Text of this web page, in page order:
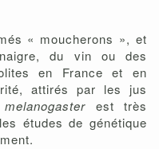
« moucherons », et
du vin ou des
en France et en
attirés par les jus
est très
études de génétique